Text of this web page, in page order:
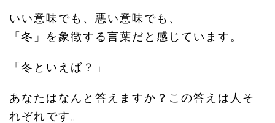
いい意味でも、悪い意味でも、
「冬」を象徴する言葉だと感じています。
「冬といえば？」
あなたはなんと答えますか？この答えは人そ
れぞれです。